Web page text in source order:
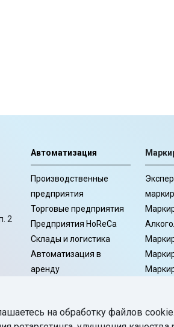
2
Автоматизация
Производственные
предприятия
Торговые предприятия
Предприятия HoReCa
Склады и логистика
Автоматизация в
аренду
на обработку файлов